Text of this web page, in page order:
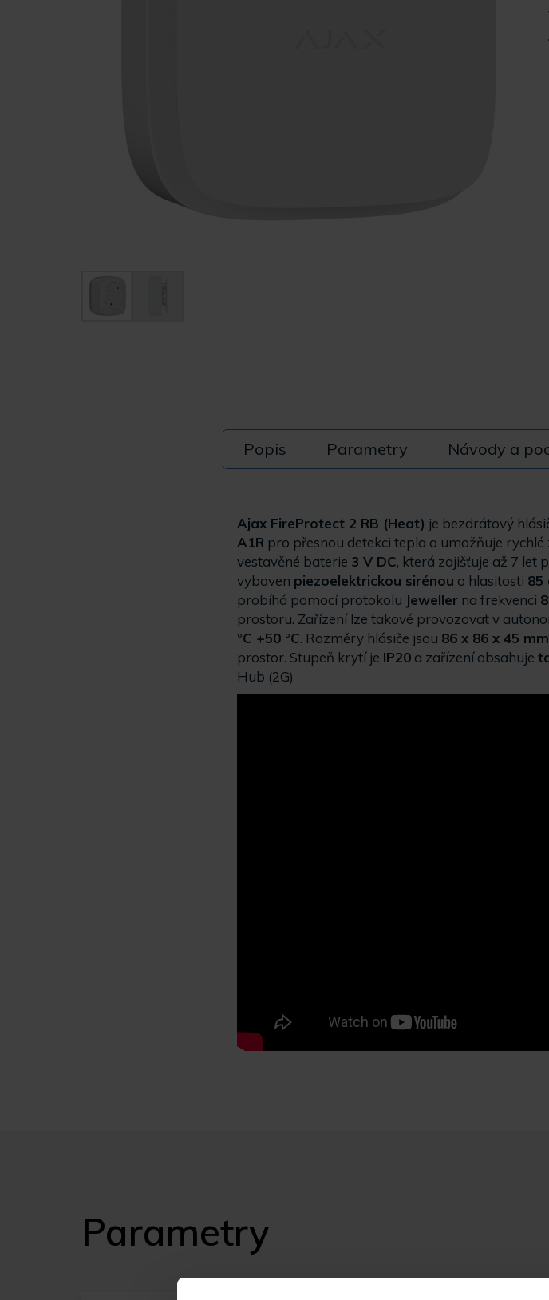
Popis Parametry Návody a
Ajax FireProtect 2 RB (Heat) je bezdrátový
A1R pro přesnou detekci tepla a umožňuje
vestavěné baterie 3 V DC, která zajišťuje až 7 let
vybaven piezoelektrickou sirénou o hlasitosti 85
probíhá pomocí protokolu Jeweller na frekvenci
prostoru. Zařízení lze takové provozovat v
°C +50 °C. Rozměry hlásiče jsou 86 x 86 x 45 mm
prostor. Stupeň krytí je IP20 a zařízení obsahuje
Hub (2G)
Parametry